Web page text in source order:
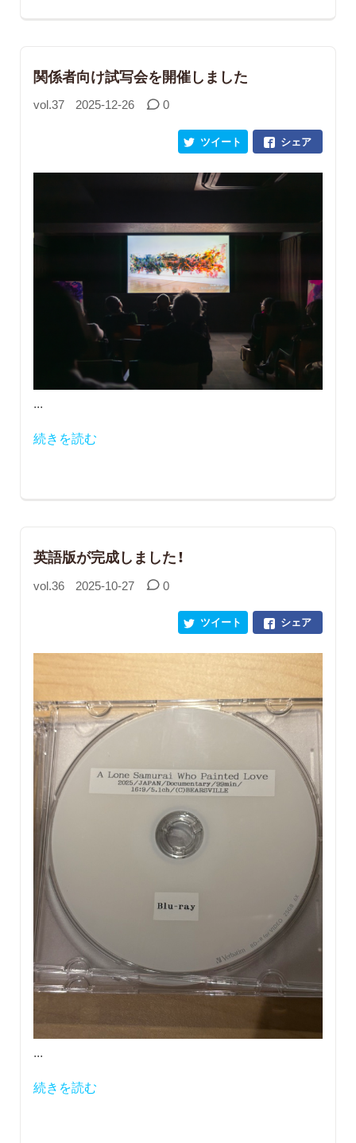
関係者向け試写会を開催しました
vol.37 2025-12-26 0
シェア
ツイート
...
続きを読む
英語版が完成しました！
vol.36 2025-10-27 0
シェア
ツイート
...
続きを読む